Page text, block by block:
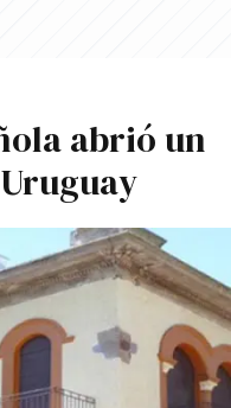
abrió un